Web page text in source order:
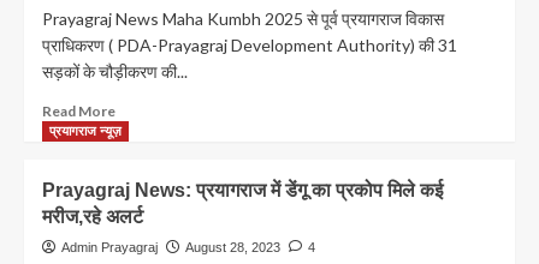
अहम
भूमिका
प्रयागराज
की
Prayagraj News Maha Kumbh 2025 से पूर्व प्रयागराज विकास
प्राधिकरण ( PDA-Prayagraj Development Authority) की 31
सड़कों के चौड़ीकरण की...
Read MoreRead
more
News:
शहरवासियों
के
प्रयागराज न्यूज़
Prayagraj News: प्रयागराज में डेंगू का प्रकोप मिले कई
मरीज,रहे अलर्ट
Admin Prayagraj August 28, 2023 4